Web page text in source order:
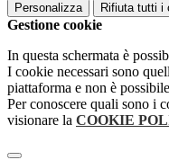
Personalizza Rifiuta tutti i
Gestione cookie
In questa schermata è
I cookie necessari sono
piattaforma e non è
Per conoscere quali sono i
visionare la COOKIE